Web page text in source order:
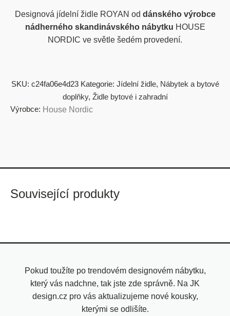
Designová jídelní židle ROYAN od dánského výrobce
nádherného skandinávského nábytku HOUSE
NORDIC ve světle šedém provedení.
SKU: c24fa06e4d23 Kategorie: Jídelní židle, Nábytek a bytové
doplňky, Židle bytové i zahradní
Výrobce: House Nordic
Související produkty
Pokud toužíte po trendovém designovém nábytku,
který vás nadchne, tak jste zde správně. Na JK
design.cz pro vás aktualizujeme nové kousky,
kterými se odlišíte.